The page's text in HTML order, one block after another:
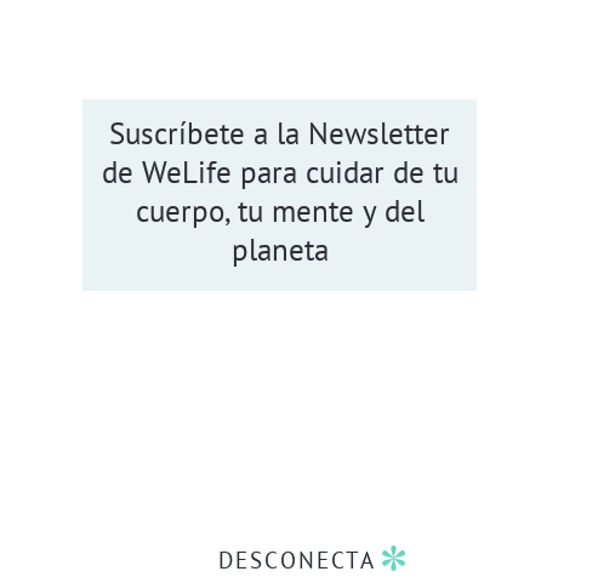
Suscríbete a la Newsletter
de WeLife para cuidar de tu
cuerpo, tu mente y del
planeta
DESCONECTA